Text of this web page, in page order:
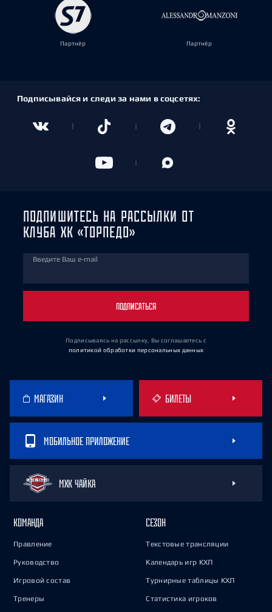
Партнёр Партнёр
Подписывайся и следи за нами в соцсетях:
ПОДПИШИТЕСЬ НА РАССЫЛКИ ОТ
КЛУБА ХК «ТОРПЕДО»
Введите Ваш e-mail
ПОДПИСАТЬСЯ
Подписываясь на рассылку, Вы соглашаетесь с
политикой обработки персональных данных
МАГАЗИН БИЛЕТЫ
МОБИЛЬНОЕ ПРИЛОЖЕНИЕ
МХК ЧАЙКА
КОМАНДА
Правление
Руководство
Игровой состав
Тренеры
СЕЗОН
Текстовые трансляции
Календарь игр КХЛ
Турнирные таблицы КХЛ
Статистика игроков